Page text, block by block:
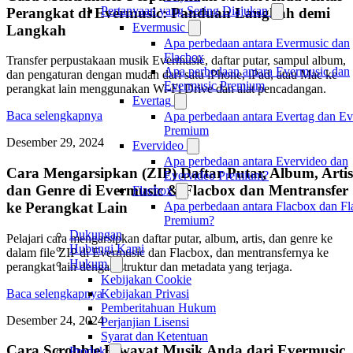
Pertanyaan yang Sering Diajukan
Evermusic
Apa perbedaan antara Evermusic dan
Flacbox
Apa perbedaan antara Evermusic dan
Evermusic Premium
Evertag
Apa perbedaan antara Evertag dan
Premium
Evervideo
Apa perbedaan antara Evervideo dan
Evervideo Premium?
Flacbox
Apa perbedaan antara Flacbox dan
Premium?
Dukungan
Hubungi Kami
Hukum
Kebijakan Cookie
Kebijakan Privasi
Pemberitahuan Hukum
Perjanjian Lisensi
Syarat dan Ketentuan
Perangkat di Evermusic: Panduan Langkah demi
Langkah
Transfer perpustakaan musik Evermusic, daftar putar, sampul album,
dan pengaturan dengan mudah dari satu iPhone, iPad, atau Mac ke
perangkat lain menggunakan Wi-Fi Drive dan alat pencadangan.
Baca selengkapnya
Desember 29, 2024
Cara Mengarsipkan (ZIP) Daftar Putar, Album,
dan Genre di Evermusic & Flacbox dan Mentransfer
ke Perangkat Lain
Pelajari cara mengarsipkan daftar putar, album, artis, dan genre ke
dalam file ZIP di Evermusic dan Flacbox, dan mentransfernya ke
perangkat lain dengan struktur dan metadata yang terjaga.
Baca selengkapnya
Desember 24, 2024